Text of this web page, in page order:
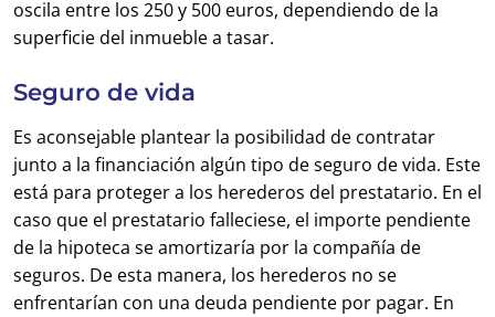
oscila entre los 250 y 500 euros, dependiendo de la
superficie del inmueble a tasar.
Seguro de vida
Es aconsejable plantear la posibilidad de contratar
junto a la financiación algún tipo de seguro de vida. Este
está para proteger a los herederos del prestatario. En el
caso que el prestatario falleciese, el importe pendiente
de la hipoteca se amortizaría por la compañía de
seguros. De esta manera, los herederos no se
enfrentarían con una deuda pendiente por pagar. En